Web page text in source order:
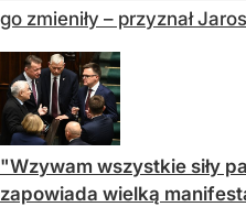
go zmieniły – przyznał
"Wzywam wszystkie siły
zapowiada wielką